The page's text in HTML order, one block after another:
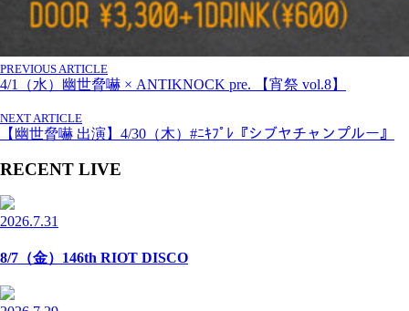
PREVIOUS ARTICLE
4/1（水）幽世脅嚇 × ANTIKNOCK pre. 【宵祭 vol.8】
NEXT ARTICLE
【幽世脅嚇 出演】4/30（木）#ﾆｷﾌﾟﾚ『シブヤチャンプルー』
RECENT LIVE
2026.7.31
8/7（金）146th RIOT DISCO